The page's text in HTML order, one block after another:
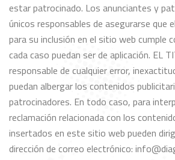
estar patrocinado. Los anunciantes y
únicos responsables de asegurarse que
para su inclusión en el sitio web cumple
cada caso puedan ser de aplicación. EL
responsable de cualquier error,
puedan albergar los contenidos
patrocinadores. En todo caso, para
reclamación relacionada con los
insertados en este sitio web pueden
dirección de correo electrónico: